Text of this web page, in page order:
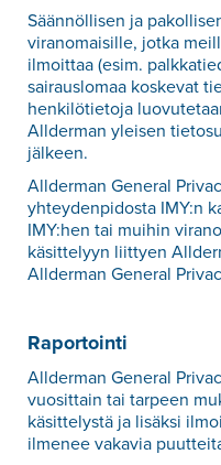
Säännöllisen ja
viranomaisille, jotka
ilmoittaa (esim.
sairauslomaa koskevat
henkilötietoja
Allderman yleisen
jälkeen.
Allderman General
yhteydenpidosta IMY:n
IMY:hen tai muihin
käsittelyyn liittyen
Allderman General
Raportointi
Allderman General
vuosittain tai tarpeen
käsittelystä ja lisäksi
ilmenee vakavia